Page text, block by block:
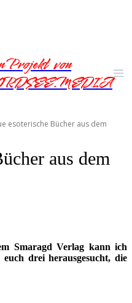
Projekt von
esoterische Bücher aus dem
aus dem
Smaragd Verlag kann ich
drei herausgesucht, die